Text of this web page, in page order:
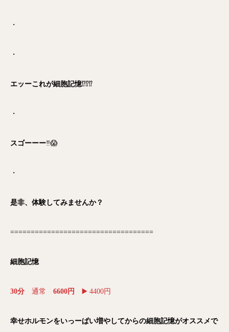
・
・
エッーこれが細胞記憶⁉️⁉️⁉️
・
スゴーーー‼️😱
・
是非、体験してみませんか？
===================================
細胞記憶
30分 通常 6600円 ▶️ 4400円
幸せホルモンをいっーぱい増やしてからの細胞記憶がオススメで